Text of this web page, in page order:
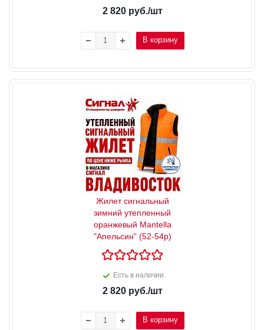
2 820руб./шт
В корзину
Жилет сигнальный
зимний утепленный
оранжевый Mantella
"Апельсин" (52-54р)
Есть в наличии
2 820руб./шт
В корзину